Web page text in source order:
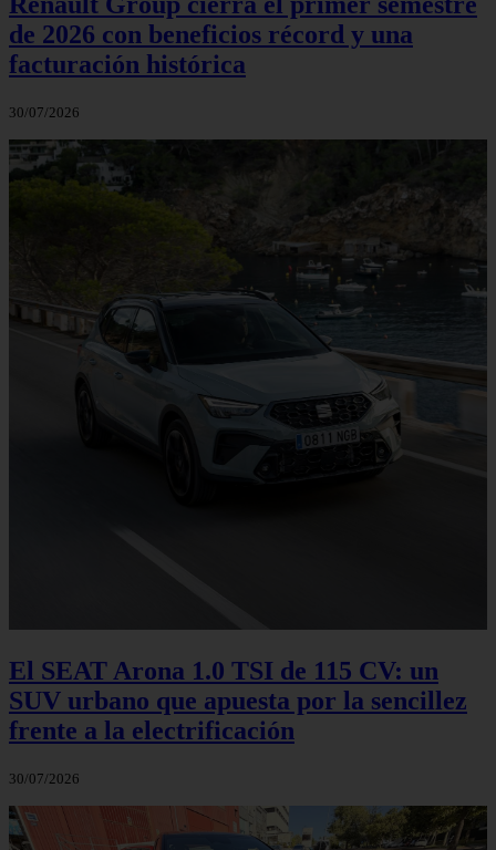
de 2026 con beneficios récord y una
facturación histórica
30/07/2026
El SEAT Arona 1.0 TSI de 115 CV: un
SUV urbano que apuesta por la sencillez
frente a la electrificación
30/07/2026